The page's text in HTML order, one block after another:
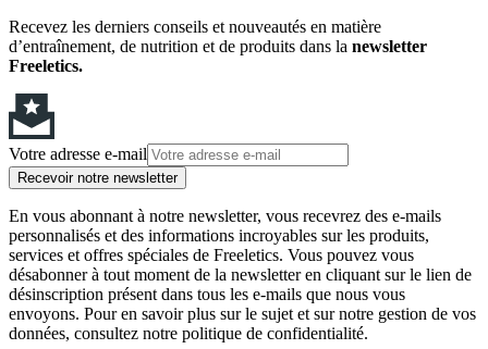
Recevez les derniers conseils et nouveautés en matière
d’entraînement, de nutrition et de produits dans la newsletter
Freeletics.
Votre adresse e-mail
Recevoir notre newsletter
En vous abonnant à notre newsletter, vous recevrez des e-mails
personnalisés et des informations incroyables sur les produits,
services et offres spéciales de Freeletics. Vous pouvez vous
désabonner à tout moment de la newsletter en cliquant sur le lien de
désinscription présent dans tous les e-mails que nous vous
envoyons. Pour en savoir plus sur le sujet et sur notre gestion de vos
données, consultez notre politique de confidentialité.